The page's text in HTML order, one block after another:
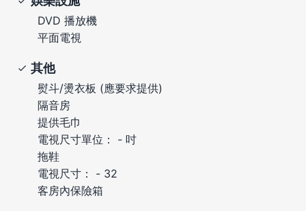
DVD 播放機
平面電視
其他
熨斗/燙衣板 (應要求提供)
隔音房
提供毛巾
電視尺寸單位： - 吋
拖鞋
電視尺寸： - 32
客房內保險箱